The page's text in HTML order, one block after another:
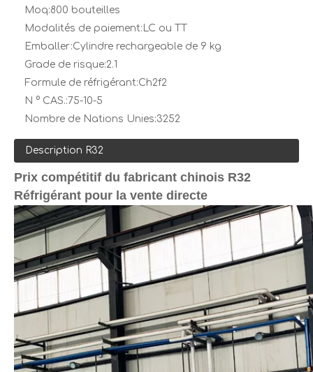
Moq:800 bouteilles
Modalités de paiement: LC ou TT
Emballer:Cylindre rechargeable de 9 kg
Grade de risque:2.1
Formule de réfrigérant:Ch2f2
N ° CAS.:75-10-5
Nombre de Nations Unies:3252
Description R32
Prix ​​compétitif du fabricant chinois R32
Réfrigérant pour la vente directe